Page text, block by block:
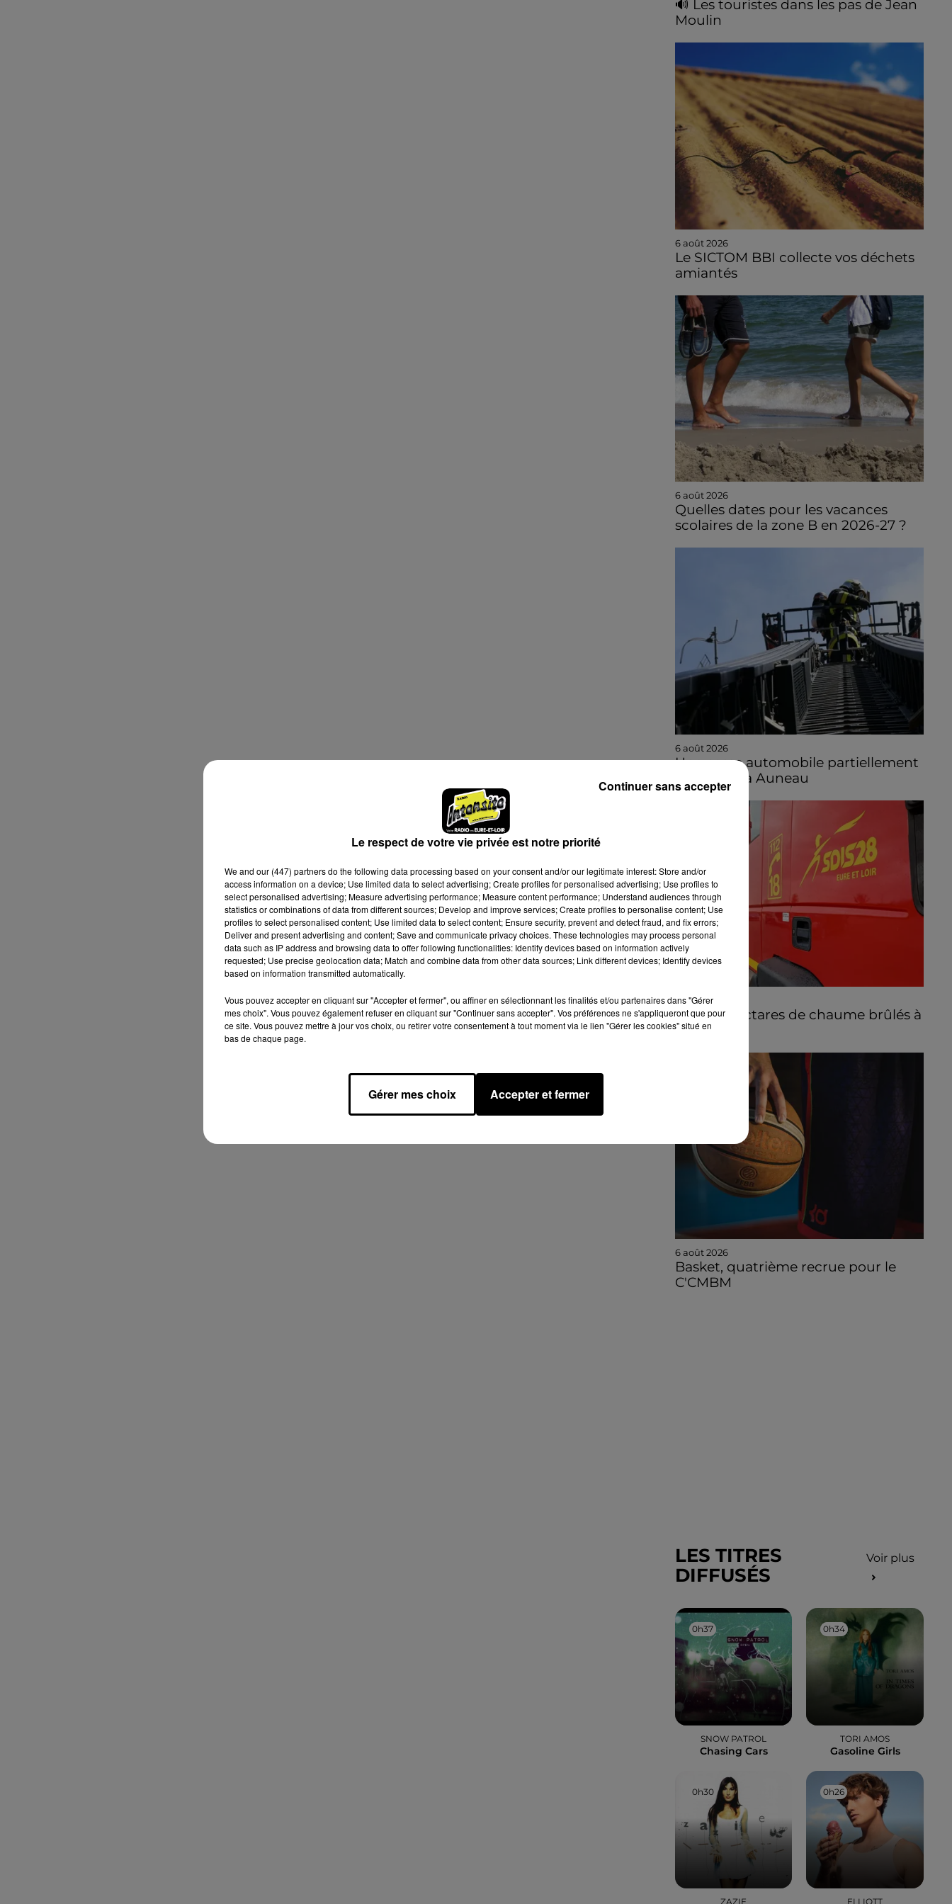
🔊 Les touristes dans les pas de Jean
Moulin
6 août 2026
Le SICTOM BBI collecte vos déchets
amiantés
6 août 2026
Quelles dates pour les vacances
scolaires de la zone B en 2026-27 ?
6 août 2026
Une casse automobile partiellement
embrasée à Auneau
6 août 2026
Quinze hectares de chaume brûlés à
Unverre
6 août 2026
Basket, quatrième recrue pour le
C'CMBM
LES TITRES
DIFFUSÉS
Voir plus
0h37
0h37
SNOW PATROL
Chasing Cars
0h34
0h34
TORI AMOS
Gasoline Girls
0h30
0h30
ZAZIE
0h26
0h26
ELLIOTT
Le respect de votre vie privée est notre priorité
We and our (447) partnersdo the following data processing based on your consent and/or our legitimate interest: Store and/or
access information on a device; Use limited data to select advertising; Create profiles for personalised advertising; Use profiles to
select personalised advertising; Measure advertising performance; Measure content performance; Understand audiences through
statistics or combinations of data from different sources; Develop and improve services; Create profiles to personalise content; Use
profiles to select personalised content; Use limited data to select content; Ensure security, prevent and detect fraud, and fix errors;
Deliver and present advertising and content; Save and communicate privacy choices. These technologies may process personal
data such as IP address and browsing data to offer following functionalities: Identify devices based on information actively
requested; Use precise geolocation data; Match and combine data from other data sources; Link different devices; Identify devices
based on information transmitted automatically.
Vous pouvez accepter en cliquant sur "Accepter et fermer", ou affiner en sélectionnant les finalités et/ou partenaires dans "Gérer
mes choix". Vous pouvez également refuser en cliquant sur "Continuer sans accepter". Vos préférences ne s'appliqueront que pour
ce site. Vous pouvez mettre à jour vos choix, ou retirer votre consentement à tout moment via le lien "Gérer les cookies" situé en
bas de chaque page.
Gérer mes choix Accepter et fermer
Continuer sans accepter